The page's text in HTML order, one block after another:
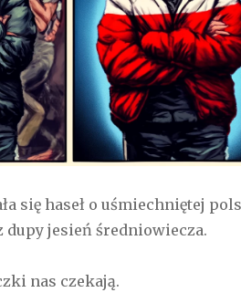
się haseł o uśmiechniętej
dupy jesień średniowiecza.
nas czekają.